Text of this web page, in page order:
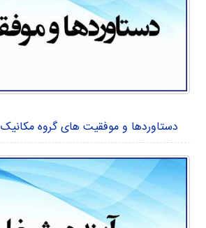
دستاوردها و موفقیت های گروه مکانیک